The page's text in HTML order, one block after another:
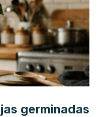
germinadas